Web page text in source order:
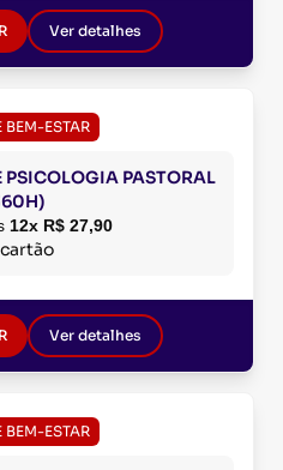
Ver detalhes
BEM-ESTAR
PASTORAL
12x R$ 27,90
Ver detalhes
BEM-ESTAR